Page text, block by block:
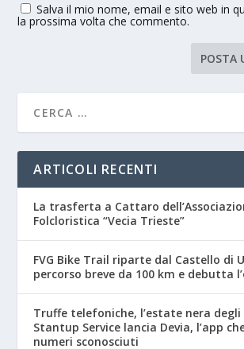
Salva il mio nome, email e sito web in
la prossima volta che commento.
ARTICOLI RECENTI
La trasferta a Cattaro
Folcloristica “Vecia Trieste”
FVG Bike Trail riparte dal Castello di
percorso breve da 100 km e debutta
Truffe telefoniche, l’estate nera
Stantup Service lancia Devia, l’app
numeri sconosciuti